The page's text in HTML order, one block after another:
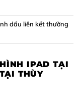
dấu liên kết thường
IPAD TẠI
THÙY